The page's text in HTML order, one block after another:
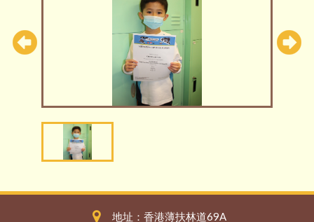
地址：香港薄扶林道69A